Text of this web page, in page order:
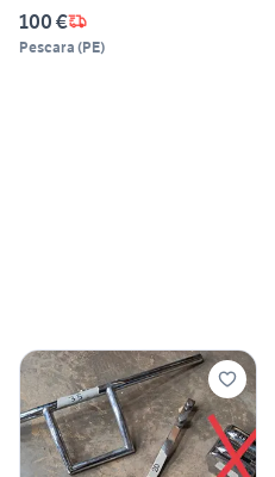
100 €
Pescara (PE)